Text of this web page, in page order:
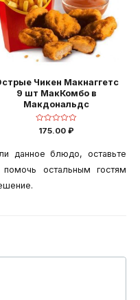
Чикен Макнаггетс
9 шт МакКомбо в
Макдональдс
Оценка
175.00 ₽
данное блюдо, оставьте
остальным гостям